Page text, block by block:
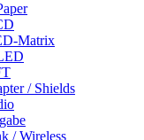
Matrix
/ Shields
/ Wireless